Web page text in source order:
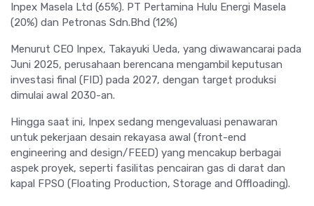
Inpex Masela Ltd (65%). PT Pertamina Hulu Energi Masela
(20%) dan Petronas Sdn.Bhd (12%)
Menurut CEO Inpex, Takayuki Ueda, yang diwawancarai pada
Juni 2025, perusahaan berencana mengambil keputusan
investasi final (FID) pada 2027, dengan target produksi
dimulai awal 2030-an.
Hingga saat ini, Inpex sedang mengevaluasi penawaran
untuk pekerjaan desain rekayasa awal (front-end
engineering and design/FEED) yang mencakup berbagai
aspek proyek, seperti fasilitas pencairan gas di darat dan
kapal FPSO (Floating Production, Storage and Offloading).